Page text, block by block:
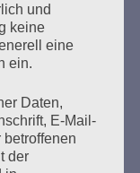
und
keine
eine
ein.
Daten,
E-Mail-
der